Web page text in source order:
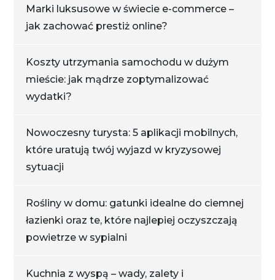
Marki luksusowe w świecie e-commerce –
jak zachować prestiż online?
Koszty utrzymania samochodu w dużym
mieście: jak mądrze zoptymalizować
wydatki?
Nowoczesny turysta: 5 aplikacji mobilnych,
które uratują twój wyjazd w kryzysowej
sytuacji
Rośliny w domu: gatunki idealne do ciemnej
łazienki oraz te, które najlepiej oczyszczają
powietrze w sypialni
Kuchnia z wyspą – wady, zalety i